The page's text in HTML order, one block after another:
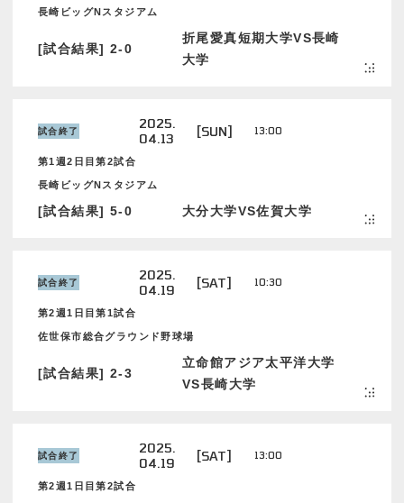
長崎ビッグNスタジアム
[試合結果] 2-0
折尾愛真短期大学VS長崎
大学
試合終了
2025.
04.13
[SUN] 13:00
第1週2日目第2試合
長崎ビッグNスタジアム
[試合結果] 5-0 大分大学VS佐賀大学
試合終了
2025.
04.19
[SAT] 10:30
第2週1日目第1試合
佐世保市総合グラウンド野球場
[試合結果] 2-3
立命館アジア太平洋大学
VS長崎大学
試合終了
2025.
04.19
[SAT] 13:00
第2週1日目第2試合